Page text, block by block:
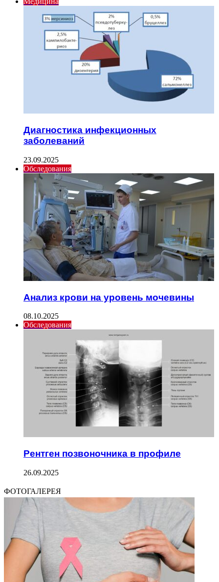
Диагностика инфекционных
заболеваний
23.09.2025
Обследования
Анализ крови на уровень мочевины
08.10.2025
Обследования
Рентген позвоночника в профиле
26.09.2025
ФОТОГАЛЕРЕЯ